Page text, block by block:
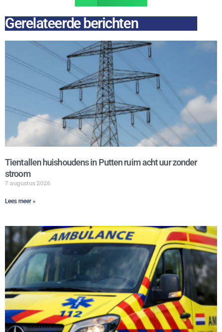
Gerelateerde berichten
Tientallen huishoudens in Putten ruim acht uur zonder
stroom
7 augustus 2026
Lees meer »